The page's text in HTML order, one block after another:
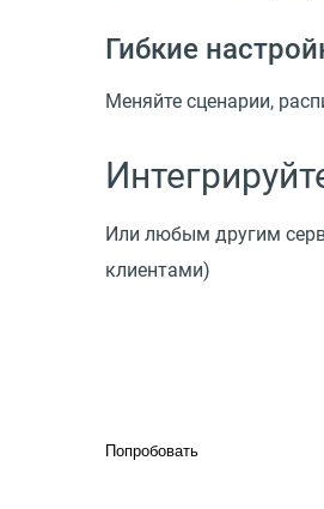
Гибкие
Меняйте сценарии,
Или любым другим
клиентами)
Попробовать